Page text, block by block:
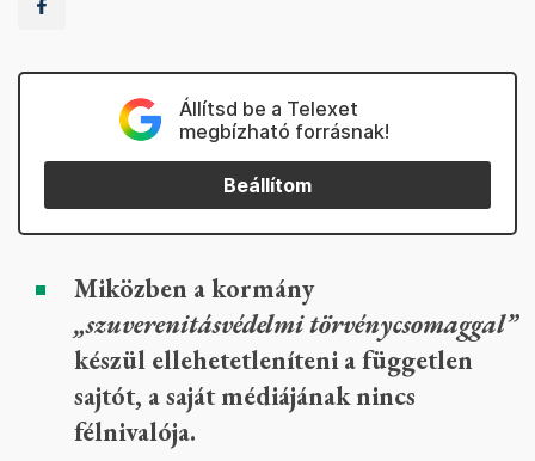
Állítsd be a Telexet
megbízható forrásnak!
Beállítom
Miközben a kormány
„szuverenitásvédelmi törvénycsomaggal”
készül ellehetetleníteni a független
sajtót, a saját médiájának nincs
félnivalója.